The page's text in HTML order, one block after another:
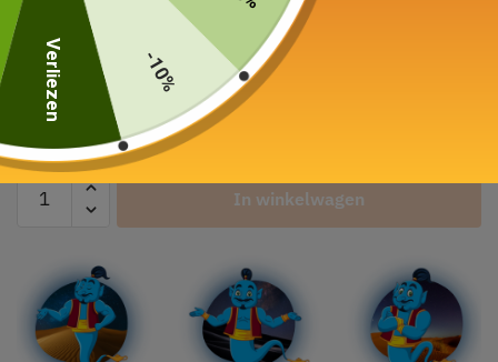
59,00 €
Kleur
In winkelwagen
-10%
Verliezen